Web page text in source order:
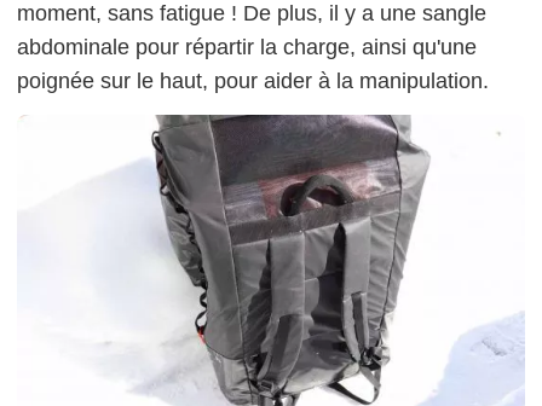
moment, sans fatigue ! De plus, il y a une sangle
abdominale pour répartir la charge, ainsi qu'une
poignée sur le haut, pour aider à la manipulation.